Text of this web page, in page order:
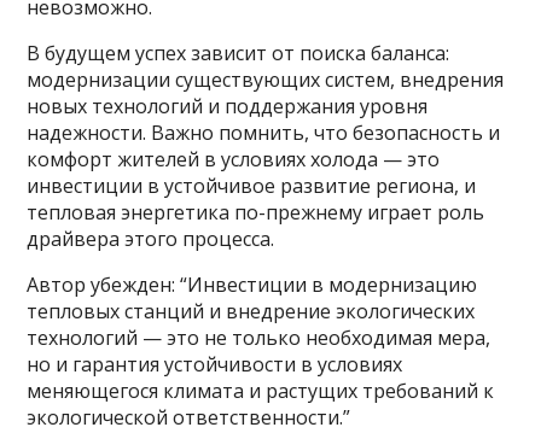
невозможно.
В будущем успех зависит от поиска баланса:
модернизации существующих систем, внедрения
новых технологий и поддержания уровня
надежности. Важно помнить, что безопасность и
комфорт жителей в условиях холода — это
инвестиции в устойчивое развитие региона, и
тепловая энергетика по-прежнему играет роль
драйвера этого процесса.
Автор убежден: “Инвестиции в модернизацию
тепловых станций и внедрение экологических
технологий — это не только необходимая мера,
но и гарантия устойчивости в условиях
меняющегося климата и растущих требований к
экологической ответственности.”